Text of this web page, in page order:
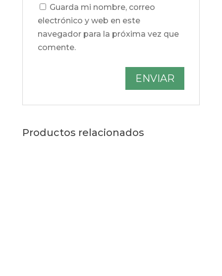
Guarda mi nombre, correo
electrónico y web en este
navegador para la próxima vez que
comente.
Productos relacionados